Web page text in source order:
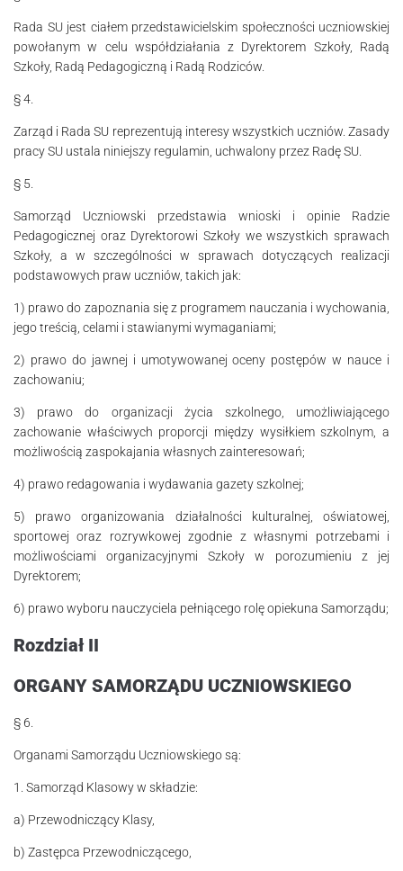
Rada SU jest ciałem przedstawicielskim społeczności uczniowskiej
powołanym w celu współdziałania z Dyrektorem Szkoły, Radą
Szkoły, Radą Pedagogiczną i Ra­dą Rodziców.
§ 4.
Zarząd i Rada SU reprezentują interesy wszystkich uczniów. Zasady
pracy SU ustala niniejszy regulamin, uchwalony przez Radę SU.
§ 5.
Samorząd Uczniowski przedstawia wnioski i opinie Radzie
Pedagogicznej oraz Dyrektorowi Szkoły we wszystkich sprawach
Szkoły, a w szczególności w sprawach dotyczących realizacji
podstawowych praw uczniów, takich jak:
1) prawo do zapoznania się z programem nauczania i wychowania,
jego treścią, celami i stawianymi wymaganiami;
2) prawo do jawnej i umotywowanej oceny postępów w nauce i
zachowaniu;
3) prawo do organizacji życia szkolnego, umożliwiającego
zachowanie właściwych proporcji między wysiłkiem szkolnym, a
możliwością zaspokajania własnych zainteresowań;
4) prawo redagowania i wydawania gazety szkolnej;
5) prawo organizowania działalności kulturalnej, oświatowej,
sportowej oraz rozryw­kowej zgodnie z własnymi potrzebami i
możliwościami organizacyjnymi Szkoły w porozumieniu z jej
Dyrektorem;
6) prawo wyboru nauczyciela pełniącego rolę opiekuna Samorządu;
Rozdział II
ORGANY SAMORZĄDU UCZNIOWSKIEGO
§ 6.
Organami Samorządu Uczniowskiego są:
1. Samorząd Klasowy w składzie:
a) Przewodniczący Klasy,
b) Zastępca Przewodniczącego,